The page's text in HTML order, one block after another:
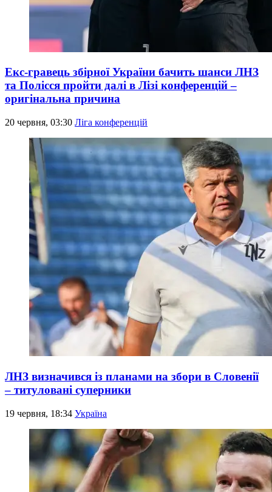
Екс-гравець збірної України бачить шанси ЛНЗ
та Полісся пройти далі в Лізі конференцій –
оригінальна причина
20 червня, 03:30 Ліга конференцій
ЛНЗ визначився із планами на збори в Словенії
– титуловані суперники
19 червня, 18:34 Україна